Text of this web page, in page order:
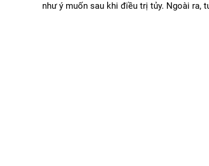
như ý muốn sau khi điều trị tủy. Ngoài ra,